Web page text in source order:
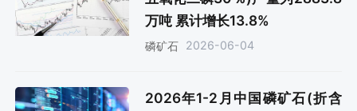
万吨 累计增长13.8%
磷矿石 2026-06-04
2026年1-2月中国磷矿石(折含